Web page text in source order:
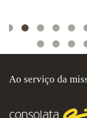
Ao serviço da